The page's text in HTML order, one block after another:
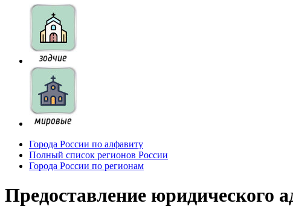
Города России по алфавиту
Полный список регионов России
Города России по регионам
Предоставление юридического